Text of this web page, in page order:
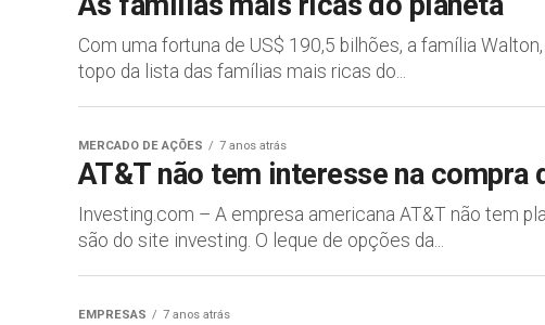
Com uma fortuna de US$ 190,5 bilhões, a família
topo da lista das famílias mais ricas do...
MERCADO DE AÇÕES 7 anos atrás
AT&T não tem interesse na compra
Investing.com – A empresa americana AT&T não tem
são do site investing. O leque de opções da...
EMPRESAS 7 anos atrás